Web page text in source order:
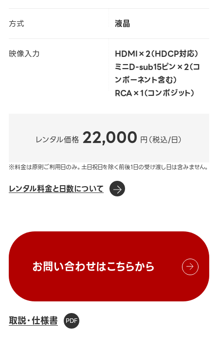
方式 液晶
映像入力
HDMI×2（HDCP対応）
ミニD-sub15ピン×2（コ
ンポーネント含む）
RCA×1（コンポジット）
レンタル価格 22,000 円（税込/日）
※料金は原則ご利用日のみ。土日祝日を除く前後1日の受け渡し日は含みません。
レンタル料金と日数について
お問い合わせはこちらから
取説・仕様書